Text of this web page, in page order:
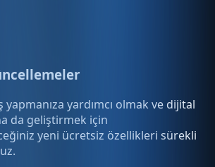
yapmanıza yardımcı olmak ve dijital
da geliştirmek için
yeni ücretsiz özellikleri sürekli